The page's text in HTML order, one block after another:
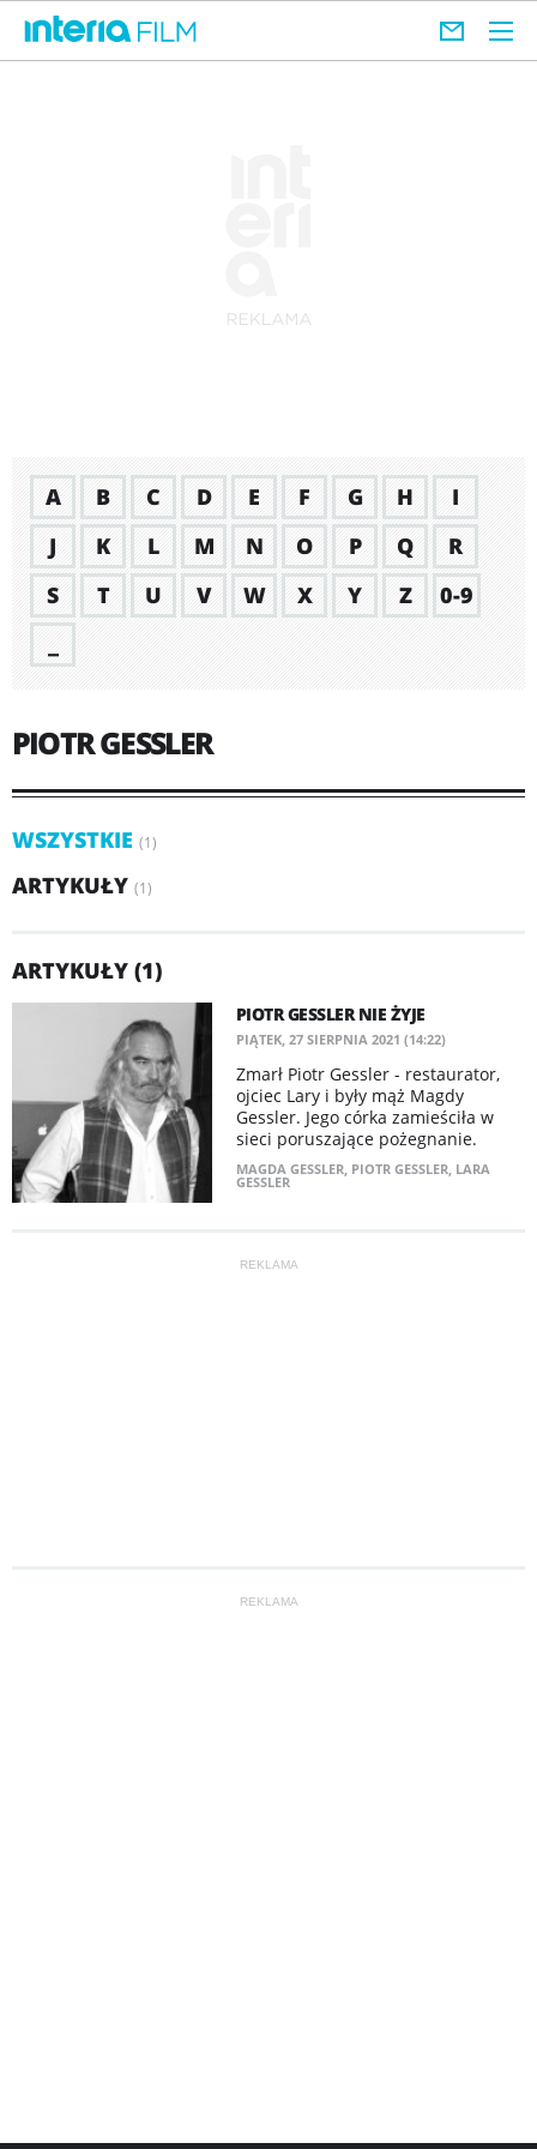
A B C D E F G H
I
J
K L M N O P Q
R
S
T U V W X Y Z
0-9
PIOTR GESSLER
WSZYSTKIE (1)
ARTYKUŁY (1)
ARTYKUŁY (1)
PIOTR GESSLER NIE ŻYJE
PIĄTEK, 27 SIERPNIA 2021 (14:22)
Zmarł Piotr Gessler - restaurator,
ojciec Lary i były mąż Magdy
Gessler. Jego córka zamieściła w
sieci poruszające pożegnanie.
MAGDA GESSLER, PIOTR GESSLER, LARA
GESSLER
REKLAMA
REKLAMA